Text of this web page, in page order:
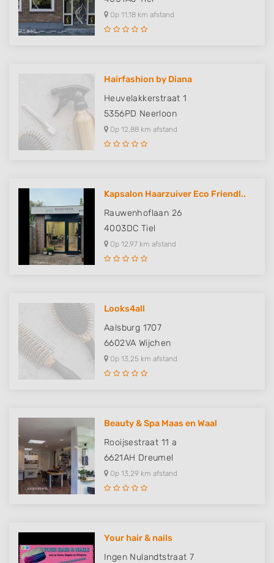
Op 11,18 km afstand
Hairfashion by Diana
Heuvelakkerstraat 1
5356PD Neerloon
Op 12,88 km afstand
Kapsalon Haarzuiver Eco Friendl..
Rauwenhoflaan 26
4003DC Tiel
Op 12,97 km afstand
Looks4all
Aalsburg 1707
6602VA Wijchen
Op 13,25 km afstand
Beauty & Spa Maas en Waal
Rooijsestraat 11 a
6621AH Dreumel
Op 13,29 km afstand
Your hair & nails
Ingen Nulandtstraat 7